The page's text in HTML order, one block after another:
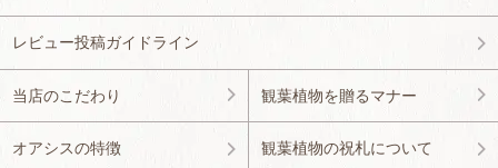
レビュー投稿ガイドライン
当店のこだわり
オアシスの特徴
観葉植物を贈るマナー
観葉植物の祝札について